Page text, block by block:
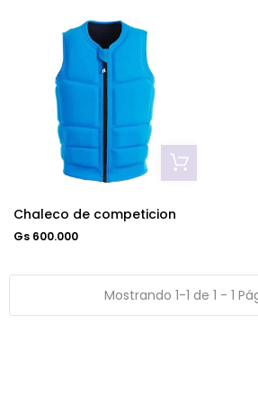
Chaleco de competicion
Gs 600.000
Mostrando 1-1 de 1 - 1